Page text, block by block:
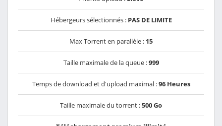
Hébergeurs sélectionnés : PAS DE LIMITE
Max Torrent en parallèle : 15
Taille maximale de la queue :999
Temps de download et d'upload maximal :96 Heures
Taille maximale du torrent :500 Go